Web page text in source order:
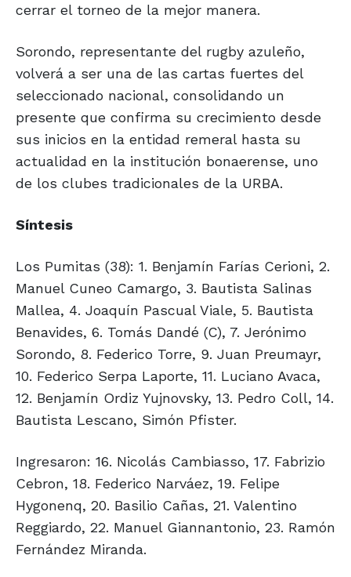
cerrar el torneo de la mejor manera.
Sorondo, representante del rugby azuleño,
volverá a ser una de las cartas fuertes del
seleccionado nacional, consolidando un
presente que confirma su crecimiento desde
sus inicios en la entidad remeral hasta su
actualidad en la institución bonaerense, uno
de los clubes tradicionales de la URBA.
Síntesis
Los Pumitas (38): 1. Benjamín Farías Cerioni, 2.
Manuel Cuneo Camargo, 3. Bautista Salinas
Mallea, 4. Joaquín Pascual Viale, 5. Bautista
Benavides, 6. Tomás Dandé (C), 7. Jerónimo
Sorondo, 8. Federico Torre, 9. Juan Preumayr,
10. Federico Serpa Laporte, 11. Luciano Avaca,
12. Benjamín Ordiz Yujnovsky, 13. Pedro Coll, 14.
Bautista Lescano, Simón Pfister.
Ingresaron: 16. Nicolás Cambiasso, 17. Fabrizio
Cebron, 18. Federico Narváez, 19. Felipe
Hygonenq, 20. Basilio Cañas, 21. Valentino
Reggiardo, 22. Manuel Giannantonio, 23. Ramón
Fernández Miranda.